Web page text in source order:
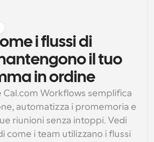
i flussi di
il tuo
in ordine
Cal.com Workflows semplifica
automatizza i promemoria e
riunioni senza intoppi. Vedi
come i team utilizzano i flussi